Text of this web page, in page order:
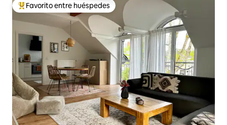
Favorito entre huéspedes preferido
Favorito entre huéspedes